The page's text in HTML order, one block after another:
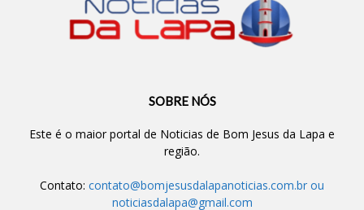
SOBRE NÓS
Este é o maior portal de Noticias de Bom Jesus da Lapa e
região.
Contato: contato@bomjesusdalapanoticias.com.br ou
noticiasdalapa@gmail.com